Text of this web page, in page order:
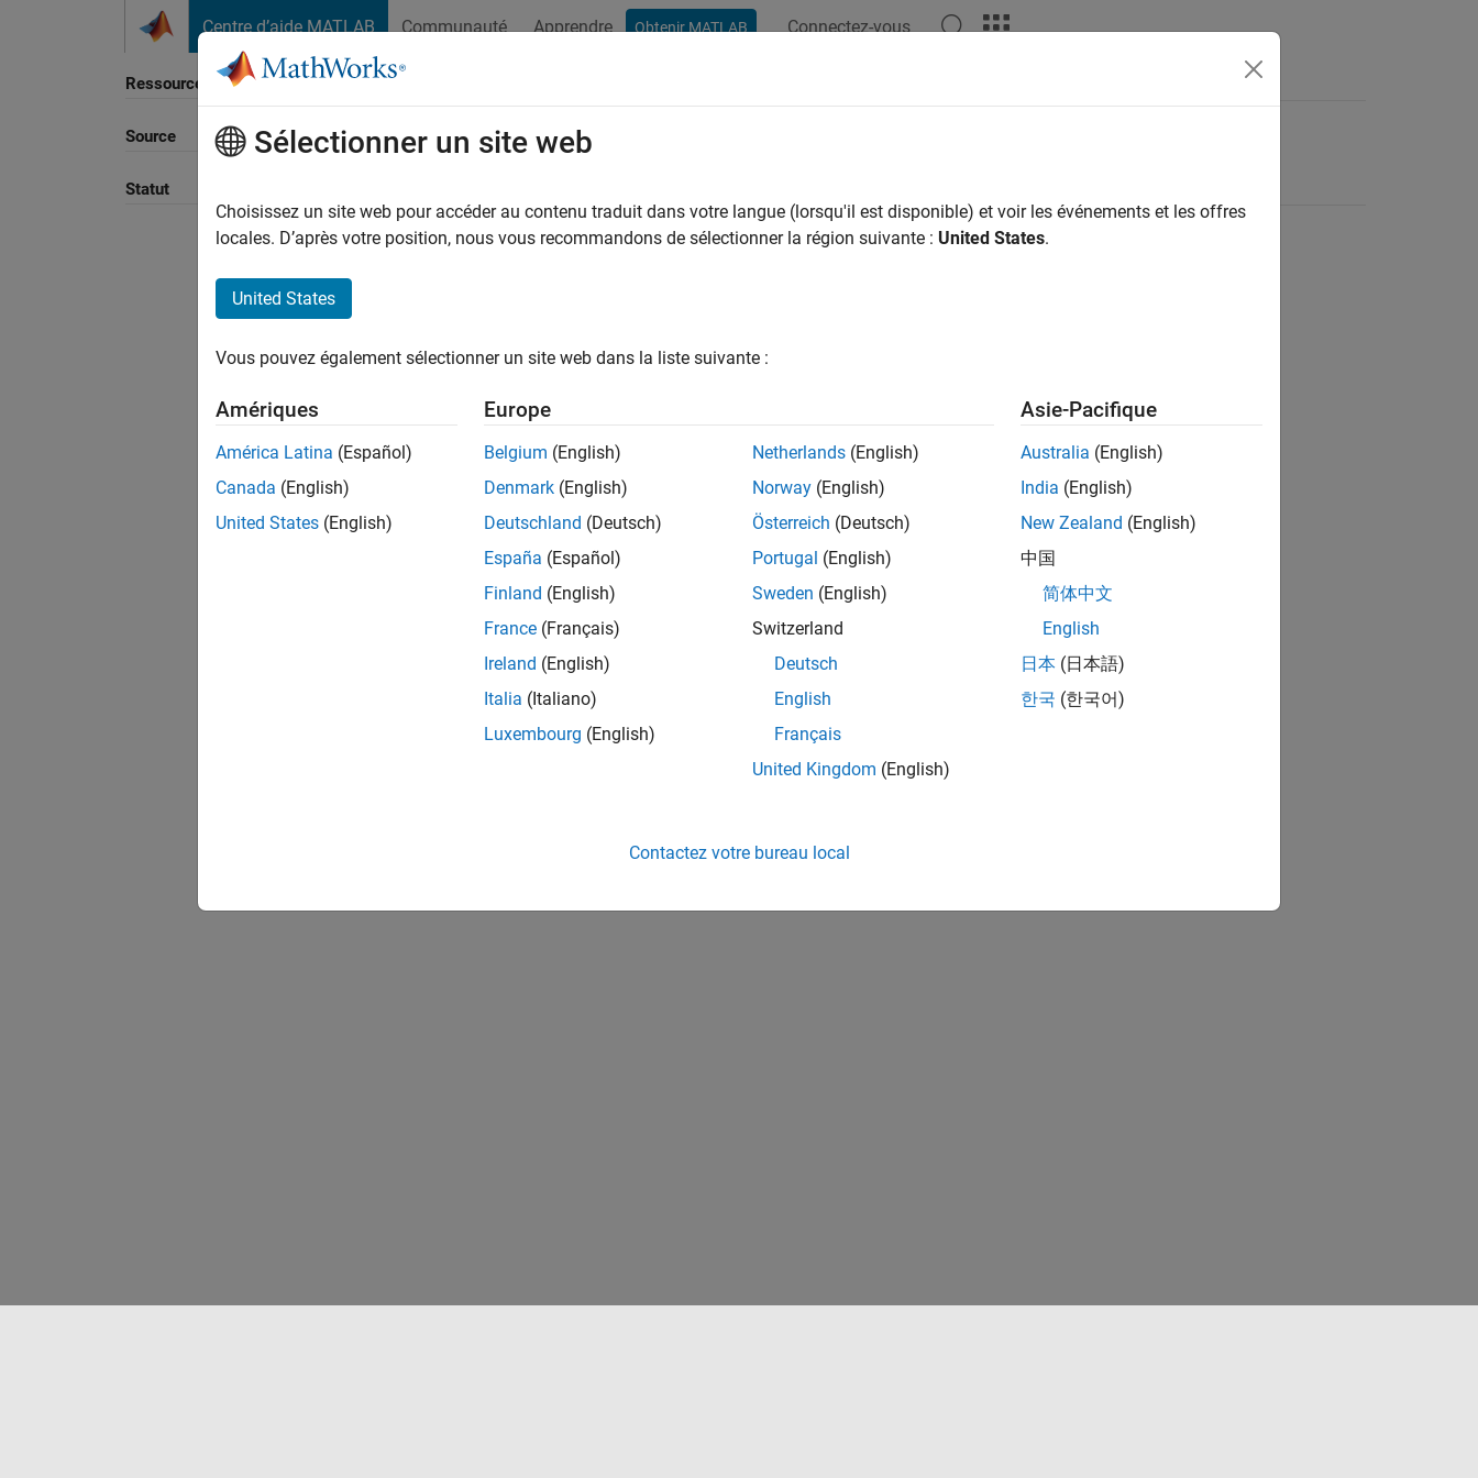
Centre d’aide MATLAB Communauté Apprendre Obtenir MATLAB Connectez-vous
Ressource
Source
Statut
Trier par
Sélectionner un site web
Choisissez un site web pour accéder au contenu traduit dans votre langue (lorsqu'il est disponible) et voir les événements et les offres
locales. D’après votre position, nous vous recommandons de sélectionner la région suivante : United States.
United States
Vous pouvez également sélectionner un site web dans la liste suivante :
Amériques
América Latina (Español)
Canada (English)
United States (English)
Europe
Belgium (English)
Denmark (English)
Deutschland (Deutsch)
España (Español)
Finland (English)
France (Français)
Ireland (English)
Italia (Italiano)
Luxembourg (English)
Netherlands (English)
Norway (English)
Österreich (Deutsch)
Portugal (English)
Sweden (English)
Switzerland
Deutsch
English
Français
United Kingdom (English)
Asie-Pacifique
Australia (English)
India (English)
New Zealand (English)
中国
简体中文
English
日本 (日本語)
한국 (한국어)
Contactez votre bureau local